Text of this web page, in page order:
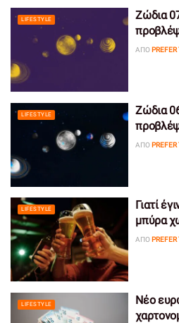
LIFESTYLE
Ζώδια
ΑΠΌ
LIFESTYLE
Ζώδια
ΑΠΌ
LIFESTYLE
Γιατί
μπύρα
ΑΠΌ
LIFESTYLE
Νέο